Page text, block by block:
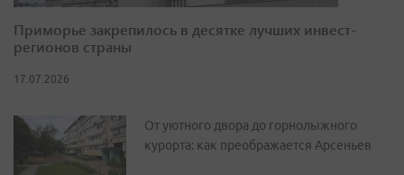
Приморье закрепилось в десятке лучших инвест-
регионов страны
17.07.2026
От уютного двора до горнолыжного
курорта: как преображается Арсеньев